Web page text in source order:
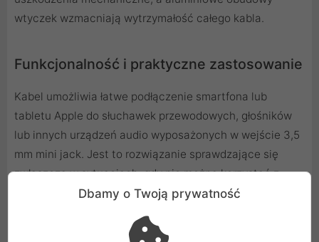
wtyczek wzmacniają wytrzymałość całego kabla.
Funkcjonalność i praktyczne zastosowanie
Kabel umożliwia łatwe podłączenie smartfona lub
tabletu Apple do słuchawek przewodowych, głośników
lub innych urządzeń audio wyposażonych w wejście 3,5
mm mini jack. Jest to rozwiązanie sprawdzające się
zwłaszcza w sytuacjach, gdy nie można korzystać z
połączenia Bluetooth, lub preferujemy stabilność i
jest wystarczająco długi do wygodnego używania,
Dbamy o Twoją prywatność